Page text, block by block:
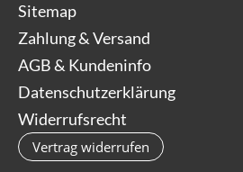
Sitemap
Zahlung & Versand
AGB & Kundeninfo
Datenschutzerklärung
Widerrufsrecht
Vertrag widerrufen